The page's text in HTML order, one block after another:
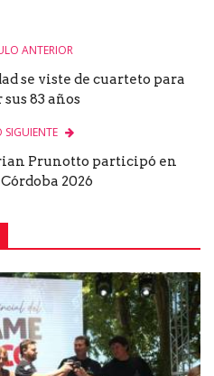
ANTERIOR
se viste de cuarteto para
83 años
SIGUIENTE
Prunotto participó en
2026